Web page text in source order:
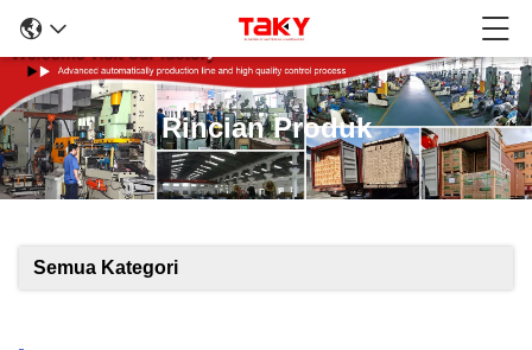
Rincian Produk
Semua Kategori